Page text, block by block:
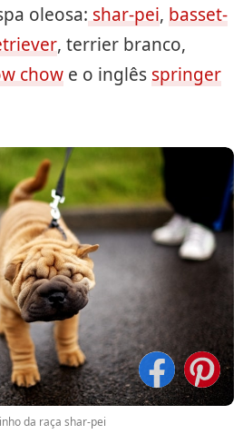
oleosa: shar-pei, basset-
, terrier branco,
chow e o inglês springer
da raça shar-pei